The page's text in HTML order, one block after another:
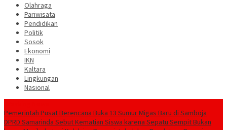
Olahraga
Pariwisata
Pendidikan
Politik
Sosok
Ekonomi
IKN
Kaltara
Lingkungan
Nasional
Pemerintah Pusat Berencana Buka 13 Sumur Migas Baru di Samboja
DPRD Samarinda Sebut Kematian Siswa karena Sepatu Sempit Bukan